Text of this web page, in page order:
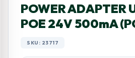
POWER ADAPTER
POE 24V 500mA
SKU: 23717